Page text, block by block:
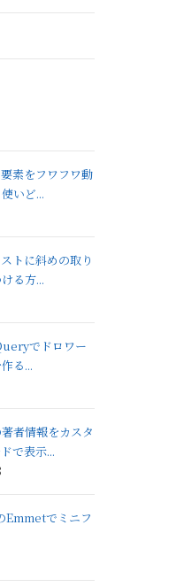
素をフワフワ動
いど...
トに斜めの取り
る方...
でドロワー
る...
者情報をカスタ
で表示...
でミニフ